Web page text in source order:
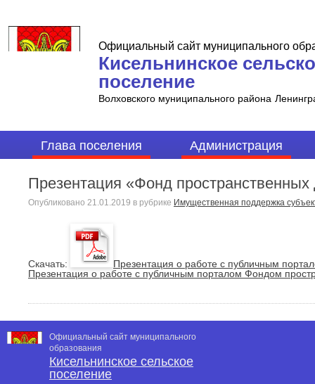
Официальный сайт муниципального
Кисельнинское
поселение
Волховского муниципального района
Глава поселения Администрация
Презентация «Фонд
Опубликовано 21.01.2019 в рубрике Имущественная поддержка
Cкачать:
Презентация о работе с публичным
Презентация о работе с публичным порталом Фондом
Официальный сайт муниципального
образования
Кисельнинское сельское
поселение